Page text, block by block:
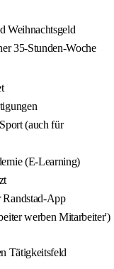
Weihnachtsgeld
35-Stunden-Woche
(auch für
(E-Learning)
Randstad-App
werben Mitarbeiter')
Tätigkeitsfeld